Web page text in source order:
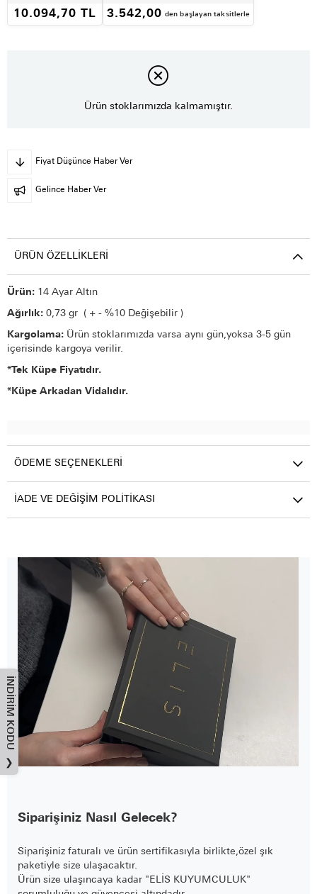
10.094,70 TL 3.542,00 den başlayan taksitlerle
Ürün stoklarımızda kalmamıştır.
Fiyat Düşünce Haber Ver
Gelince Haber Ver
ÜRÜN ÖZELLIKLERI
Ürün: 14 Ayar Altın
Ağırlık: 0,73 gr ( + - %10 Değişebilir )
Kargolama: Ürün stoklarımızda varsa aynı gün,yoksa 3-5 gün
içerisinde kargoya verilir.
*Tek Küpe Fiyatıdır.
*Küpe Arkadan Vidalıdır.
ÖDEME SEÇENEKLERI
İADE VE DEĞIŞIM POLITIKASI
Siparişiniz Nasıl Gelecek?
Siparişiniz faturalı ve ürün sertifikasıyla birlikte,özel şık
paketiyle size ulaşacaktır.
Ürün size ulaşıncaya kadar "ELİS KUYUMCULUK"
İNDIRIM KODU
❯